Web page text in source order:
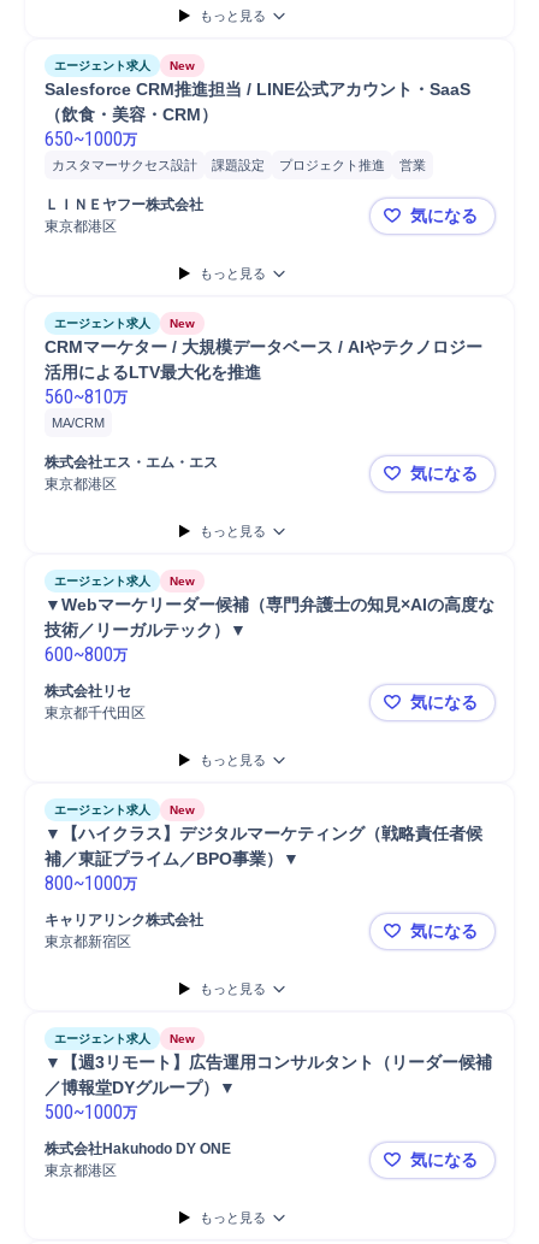
もっと見る
エージェント求人 New
Salesforce CRM推進担当 / LINE公式アカウント・SaaS
（飲食・美容・CRM）
650~1000万
カスタマーサクセス設計 課題設定 プロジェクト推進
営業
業務設計 MA/CRM
Salesforce
マネジメント
プロジェクトリーダー
データ分析 開発
プロジェクトマネジメント
ＬＩＮＥヤフー株式会社
東京都港区
Salesforce
気になる
もっと見る
エージェント求人 New
CRMマーケター / 大規模データベース / AIやテクノロジー
活用によるLTV最大化を推進
560~810万
MA/CRM
株式会社エス・エム・エス
東京都港区
CRMマーケ
気になる
もっと見る
エージェント求人 New
▼Webマーケリーダー候補（専門弁護士の知見×AIの高度な
技術／リーガルテック）▼
600~800万
株式会社リセ
東京都千代田区
▼Webマー
気になる
もっと見る
エージェント求人 New
▼【ハイクラス】デジタルマーケティング（戦略責任者候
補／東証プライム／BPO事業）▼
800~1000万
キャリアリンク株式会社
東京都新宿区
▼【ハイク
気になる
もっと見る
エージェント求人 New
▼【週3リモート】広告運用コンサルタント（リーダー候補
／博報堂DYグループ）▼
500~1000万
株式会社Hakuhodo DY ONE
東京都港区
▼【週3リモ
気になる
もっと見る